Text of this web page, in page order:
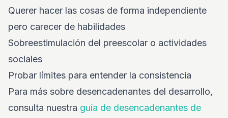
Querer hacer las cosas de forma independiente
pero carecer de habilidades
Sobreestimulación del preescolar o actividades
sociales
Probar límites para entender la consistencia
Para más sobre desencadenantes del desarrollo,
consulta nuestra guía de desencadenantes de